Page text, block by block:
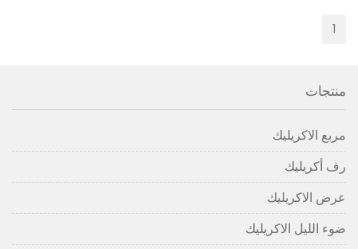
1
منتجات
مربع الاكريليك
رف أكريليك
عرض الاكريليك
ضوء الليل الاكريليك